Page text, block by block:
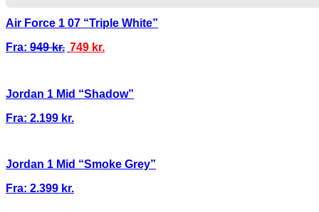
Air Force 1 07 “Triple White”
Fra: 949kr. 749 kr.
Jordan 1 Mid “Shadow”
Fra: 2.199 kr.
Jordan 1 Mid “Smoke Grey”
Fra: 2.399 kr.